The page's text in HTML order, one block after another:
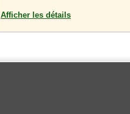
Afficher les détails